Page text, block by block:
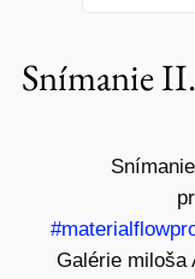
Snímanie II.
Galérie miloša